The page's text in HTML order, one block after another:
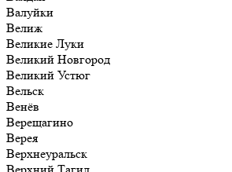
Валуйки
Велиж
Великие Луки
Великий Новгород
Великий Устюг
Вельск
Венёв
Верещагино
Верея
Верхнеуральск